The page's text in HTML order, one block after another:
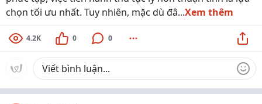
chọn tối ưu nhất. Tuy nhiên, mặc dù đâ...Xem thêm
4.2K 0 0